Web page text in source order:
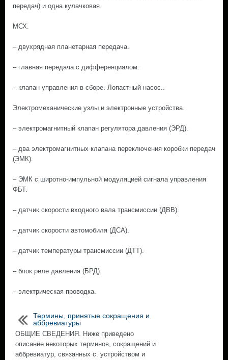
передач) и одна кулачковая.
МСХ.
– двухрядная планетарная передача.
– главная передача с дифференциалом.
– клапан управления в сборе. Лопастный насос..
Электромеханические узлы и электронные устройства.
– электромагнитный клапан регулятора давления (ЭРД).
– два электромагнитных клапана переключения коробки передач
(ЭМК).
– ЭМК с широтно-импульной модуляцией сигнала управления
ФБТ.
– датчик скорости входного вала трансмиссии (ДВВ).
– датчик скорости автомобиля (ДСА).
– датчик температуры трансмиссии (ДТТ).
– блок реле давления (БРД).
– электрическая проводка.
Термины, принятые сокращения и
аббревиатуры
ОБЩИЕ СВЕДЕНИЯ. Ниже приведено
описание некоторых терминов, сокращений и
аббревиатур, связанных с. устройством и